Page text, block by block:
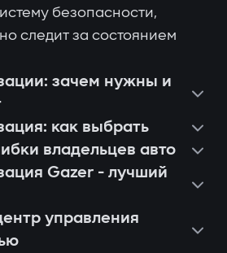
безопасности,
следит за состоянием
зачем нужны и
как выбрать
владельцев авто
Gazer - лучший
управления